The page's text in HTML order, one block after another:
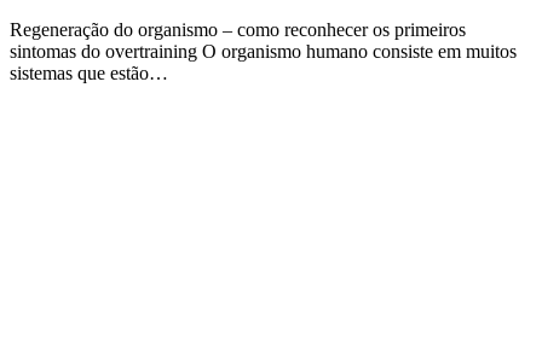
Regeneração do organismo – como reconhecer os primeiros
sintomas do overtraining O organismo humano consiste em muitos
sistemas que estão…